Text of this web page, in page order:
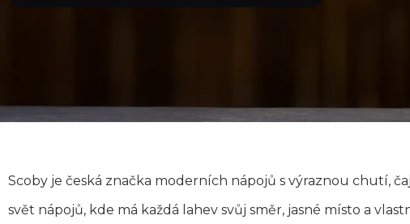
Scoby je česká značka moderních nápojů s výraznou chutí,
svět nápojů, kde má každá lahev svůj směr, jasné místo a